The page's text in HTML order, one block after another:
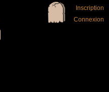
Inscription
Connexion